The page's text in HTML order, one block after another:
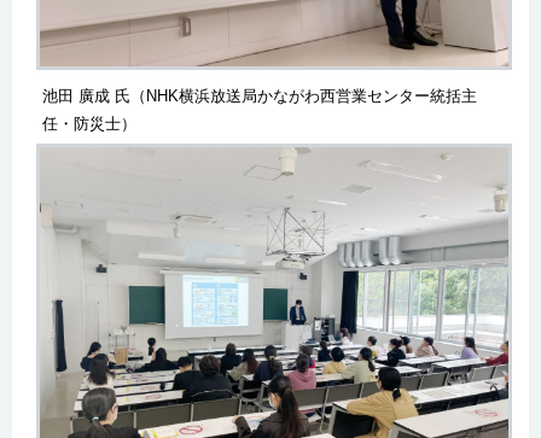
池田 廣成 氏（NHK横浜放送局かながわ西営業センター統括主
任・防災士）